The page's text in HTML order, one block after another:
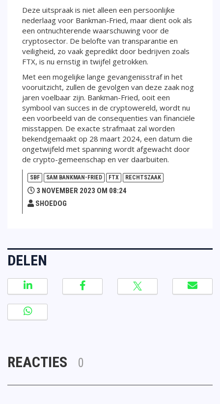
Deze uitspraak is niet alleen een persoonlijke
nederlaag voor Bankman-Fried, maar dient ook als
een ontnuchterende waarschuwing voor de
cryptosector. De belofte van transparantie en
veiligheid, zo vaak gepredikt door bedrijven zoals
FTX, is nu ernstig in twijfel getrokken.
Met een mogelijke lange gevangenisstraf in het
vooruitzicht, zullen de gevolgen van deze zaak nog
jaren voelbaar zijn. Bankman-Fried, ooit een
symbool van succes in de cryptowereld, wordt nu
een voorbeeld van de consequenties van financiële
misstappen. De exacte strafmaat zal worden
bekendgemaakt op 28 maart 2024, een datum die
ongetwijfeld met spanning wordt afgewacht door
de crypto-gemeenschap en ver daarbuiten.
SBF SAM BANKMAN-FRIED FTX RECHTSZAAK
3 NOVEMBER 2023 OM 08:24
SHOEDOG
DELEN
REACTIES 0